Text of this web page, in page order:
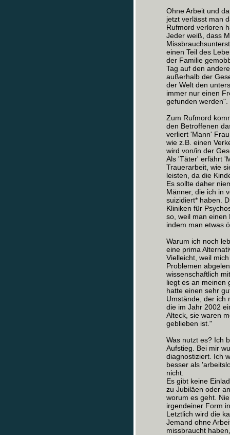
Ohne Arbeit und
jetzt verlässt man
Rufmord verloren
Jeder weiß, dass
einen Teil des
der Familie
Tag auf den
außerhalb der
der Welt den
immer nur einen
gefunden werden".
Zum Rufmord
den Betroffenen
verliert 'Mann'
wie z.B. einen
wird von/in der
Als 'Täter' erfährt
Trauerarbeit, wie
leisten, da die
Es sollte daher
Männer, die ich in
suizidiert* haben.
Kliniken für
so, weil man einen
indem man etwas
Warum ich noch
eine prima
Vielleicht, weil
Problemen
wissenschaftlich
liegt es an meinen
hatte einen sehr
Umstände, der ich
die im Jahr 2002
Alteck, sie waren
geblieben ist."
Was nutzt es? Ich
Aufstieg. Bei mir
diagnostiziert. Ich
besser als
nicht.
Es gibt keine
zu Jubiläen oder
worum es geht.
irgendeiner Form
Letztlich wird die
Jemand ohne
missbraucht